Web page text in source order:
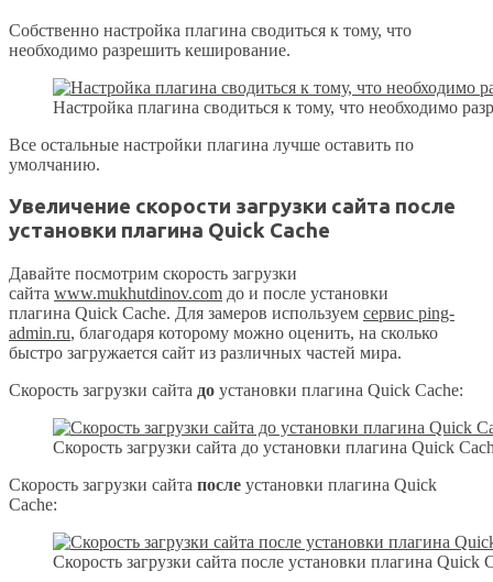
Собственно настройка плагина сводиться к тому, что
необходимо разрешить кеширование.
Настройка плагина сводиться к тому, что необходимо
Все остальные настройки плагина лучше оставить по
умолчанию.
Увеличение скорости загрузки сайта после
установки плагина Quick Cache
Давайте посмотрим скорость загрузки
сайта www.mukhutdinov.com до и после установки
плагина Quick Cache. Для замеров используем сервис ping-
admin.ru, благодаря которому можно оценить, на сколько
быстро загружается сайт из различных частей мира.
Скорость загрузки сайта до установки плагина Quick Cache:
Скорость загрузки сайта до установки плагина Quick
Скорость загрузки сайта после установки плагина Quick
Cache:
Скорость загрузки сайта после установки плагина Quick